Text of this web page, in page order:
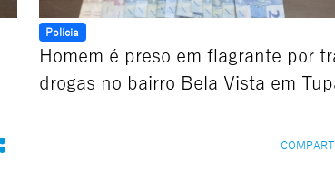
Polícia
Homem é preso em flagrante por
drogas no bairro Bela Vista em